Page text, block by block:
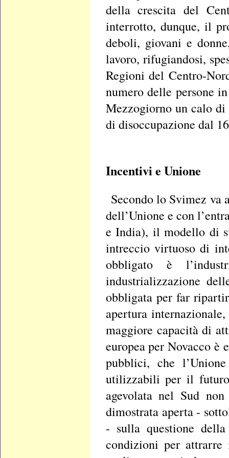
della crescita del
interrotto, dunque, il
deboli, giovani e
lavoro, rifugiandosi,
Regioni del Centro-
numero delle persone
Mezzogiorno un calo
di disoccupazione dal
Incentivi e Unione
Secondo lo Svimez va
dell’Unione e con
e India), il modello di
intreccio virtuoso di
obbligato è
industrializzazione
obbligata per far
apertura
maggiore capacità di
europea per Novacco è
pubblici, che
utilizzabili per il
agevolata nel Sud
dimostrata aperta -
- sulla questione
condizioni per